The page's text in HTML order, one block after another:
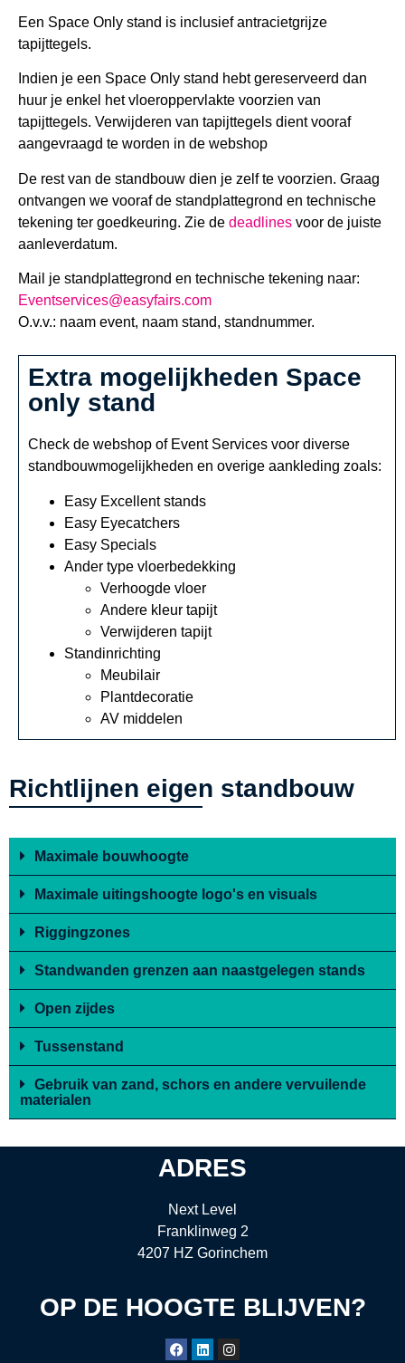
Een Space Only stand is inclusief antracietgrijze
tapijttegels.
Indien je een Space Only stand hebt gereserveerd dan
huur je enkel het vloeroppervlakte voorzien van
tapijttegels. Verwijderen van tapijttegels dient vooraf
aangevraagd te worden in de webshop
De rest van de standbouw dien je zelf te voorzien. Graag
ontvangen we vooraf de standplattegrond en technische
tekening ter goedkeuring. Zie de deadlines voor de juiste
aanleverdatum.
Mail je standplattegrond en technische tekening naar:
Eventservices@easyfairs.com
O.v.v.: naam event, naam stand, standnummer.
Extra mogelijkheden Space
only stand
Check de webshop of Event Services voor diverse
standbouwmogelijkheden en overige aankleding zoals:
Easy Excellent stands
Easy Eyecatchers
Easy Specials
Ander type vloerbedekking
Verhoogde vloer
Andere kleur tapijt
Verwijderen tapijt
Standinrichting
Meubilair
Plantdecoratie
AV middelen
Richtlijnen eigen standbouw
Maximale bouwhoogte
Maximale uitingshoogte logo's en visuals
Riggingzones
Standwanden grenzen aan naastgelegen stands
Open zijdes
Tussenstand
Gebruik van zand, schors en andere vervuilende
materialen
ADRES
Next Level
Franklinweg 2
4207 HZ Gorinchem
OP DE HOOGTE BLIJVEN?